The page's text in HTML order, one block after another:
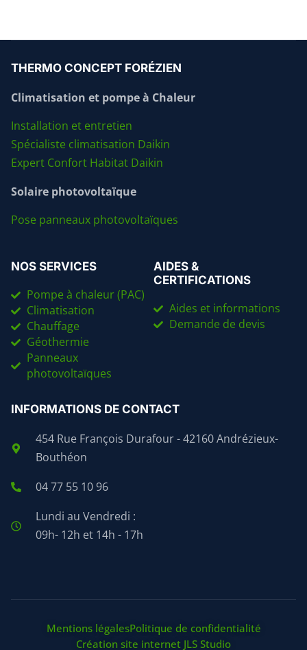
THERMO CONCEPT FORÉZIEN
Climatisation et pompe à Chaleur
Installation et entretien
Spécialiste climatisation Daikin
Expert Confort Habitat Daikin
Solaire photovoltaïque
Pose panneaux photovoltaïques
NOS SERVICES
Pompe à chaleur (PAC)
Climatisation
Chauffage
Géothermie
Panneaux
photovoltaïques
AIDES &
CERTIFICATIONS
Aides et informations
Demande de devis
INFORMATIONS DE CONTACT
454 Rue François Durafour - 42160 Andrézieux-
Bouthéon
04 77 55 10 96
Lundi au Vendredi :
09h- 12h et 14h - 17h
Mentions légalesPolitique de confidentialité
Création site internet JLS Studio